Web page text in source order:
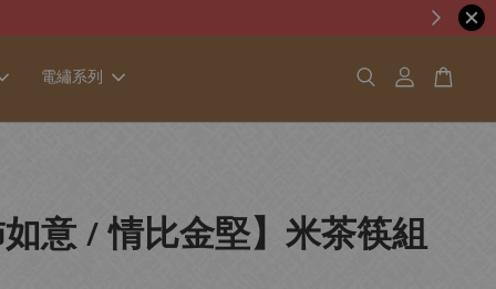
電繡系列
如意 / 情比金堅】米茶筷組